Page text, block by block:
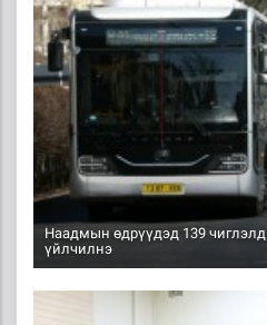
Наадмын өдрүүдэд 139
үйлчилнэ